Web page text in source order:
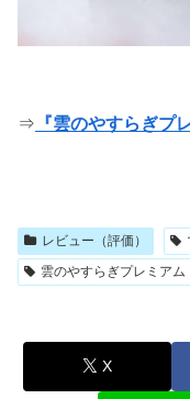
⇒ 『雲のやすらぎプ
レビュー（評価）
雲のやすらぎプレミアム
X